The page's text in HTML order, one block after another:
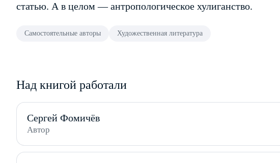
статью. А в целом — антропологическое хулиганство.
Самостоятельные авторы Художественная литература
Над книгой работали
Сергей Фомичёв
Автор